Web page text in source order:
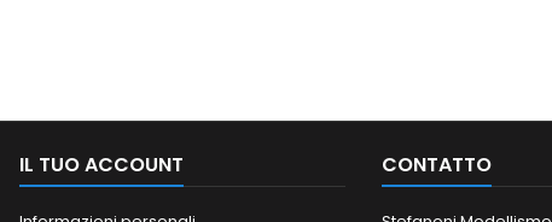
IL TUO ACCOUNT CONTATTO